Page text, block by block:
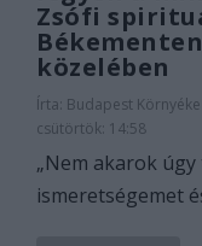
Zsófi
közelében
Írta: Budapest
csütörtök: 14:58
„Nem akarok
ismeretségemet